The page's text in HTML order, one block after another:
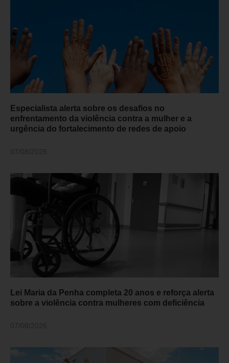
Especialista alerta sobre os desafios no
enfrentamento da violência contra a mulher e a
urgência do fortalecimento de redes de apoio
Lei Maria da Penha completa 20 anos e reforça alerta
sobre a violência contra mulheres com deficiência